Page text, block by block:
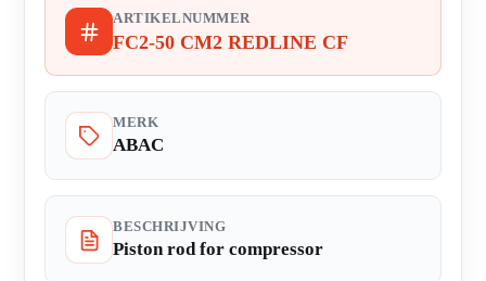
ARTIKELNUMMER
FC2-50 CM2 REDLINE CF
MERK
ABAC
BESCHRIJVING
Piston rod for compressor